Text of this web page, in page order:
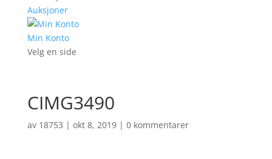
Auksjoner
Min Konto
Velg en side
CIMG3490
av 18753 | okt 8, 2019| 0 kommentarer